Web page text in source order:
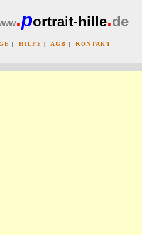
.portrait-hille.de
|HILFE | AGB | KONTAKT